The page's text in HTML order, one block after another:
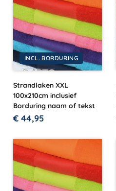
INCL. BORDURING
Strandlaken XXL
100x210cm inclusief
Borduring naam of tekst
€ 44,95